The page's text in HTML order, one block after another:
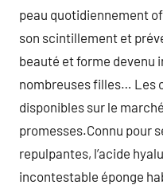
peau quotidiennement
son scintillement et
beauté et forme devenu
nombreuses filles… Les
disponibles sur le
promesses.Connu pour
repulpantes, l’acide
incontestable éponge